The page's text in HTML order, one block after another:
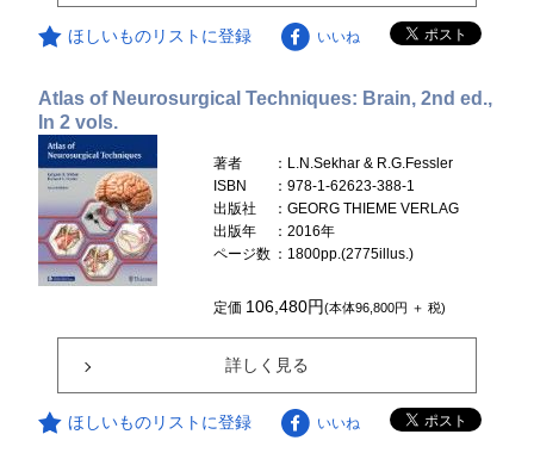
ほしいものリストに登録 いいね
Atlas of Neurosurgical Techniques: Brain, 2nd ed.,
In 2 vols.
著者
：L.N.Sekhar & R.G.Fessler
ISBN
：978-1-62623-388-1
出版社
：GEORG THIEME VERLAG
出版年
：2016年
ページ数 ：1800pp.(2775illus.)
定価 106,480円(本体96,800円 ＋ 税)
詳しく見る
ほしいものリストに登録 いいね